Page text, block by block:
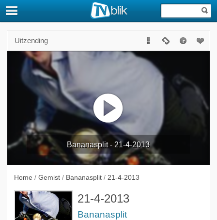
Uitzending
Bananasplit - 21-4-2013
Home / Gemist / Bananasplit / 21-4-2013
21-4-2013
Bananasplit